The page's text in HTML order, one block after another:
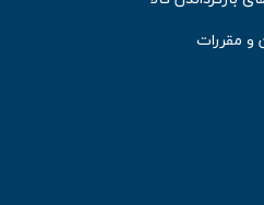
و مقررات